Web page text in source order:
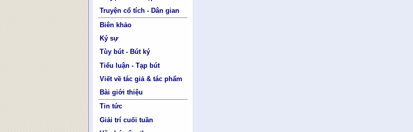
Truyện cổ tích - Dân gian
Biên khảo
Ký sự
Tùy bút - Bút ký
Tiểu luận - Tạp bút
Viết về tác giả & tác phẩm
Bài giới thiệu
Tin tức
Giải trí cuối tuần